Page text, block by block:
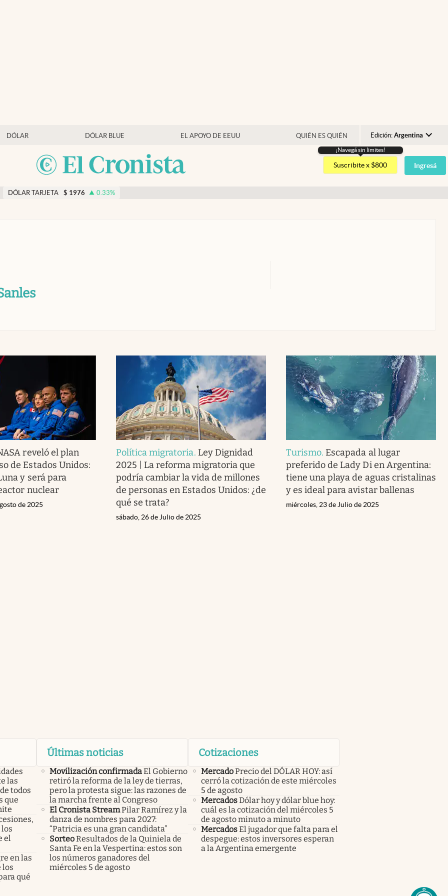
DÓLAR DÓLAR BLUE EL APOYO DE EEUU QUIÉN ES QUIÉN Edición: Argentina
Argentina
España
¡Navegá sin limites!
Suscribite x $800 Ingresá
DÓLAR TARJETA $ 1976 0.33%
reveló el plan
de Estados Unidos:
y será para
nuclear
de 2025
Política migratoria. Ley Dignidad
2025 | La reforma migratoria que
podría cambiar la vida de millones
de personas en Estados Unidos: ¿de
qué se trata?
sábado, 26 de Julio de 2025
Turismo. Escapada al lugar
preferido de Lady Di en Argentina:
tiene una playa de aguas cristalinas
y es ideal para avistar ballenas
miércoles, 23 de Julio de 2025
las
todos
que
el
en las
los
qué
Últimas noticias
Movilización confirmadaEl Gobierno
retiró la reforma de la ley de tierras,
pero la protesta sigue: las razones de
la marcha frente al Congreso
El Cronista StreamPilar Ramírez y la
danza de nombres para 2027:
“Patricia es una gran candidata”
SorteoResultados de la Quiniela de
Santa Fe en la Vespertina: estos son
los números ganadores del
miércoles 5 de agosto
Cotizaciones
MercadoPrecio del DÓLAR HOY: así
cerró la cotización de este miércoles
5 de agosto
MercadosDólar hoy y dólar blue hoy:
cuál es la cotización del miércoles 5
de agosto minuto a minuto
MercadosEl jugador que falta para el
despegue: estos inversores esperan
a la Argentina emergente